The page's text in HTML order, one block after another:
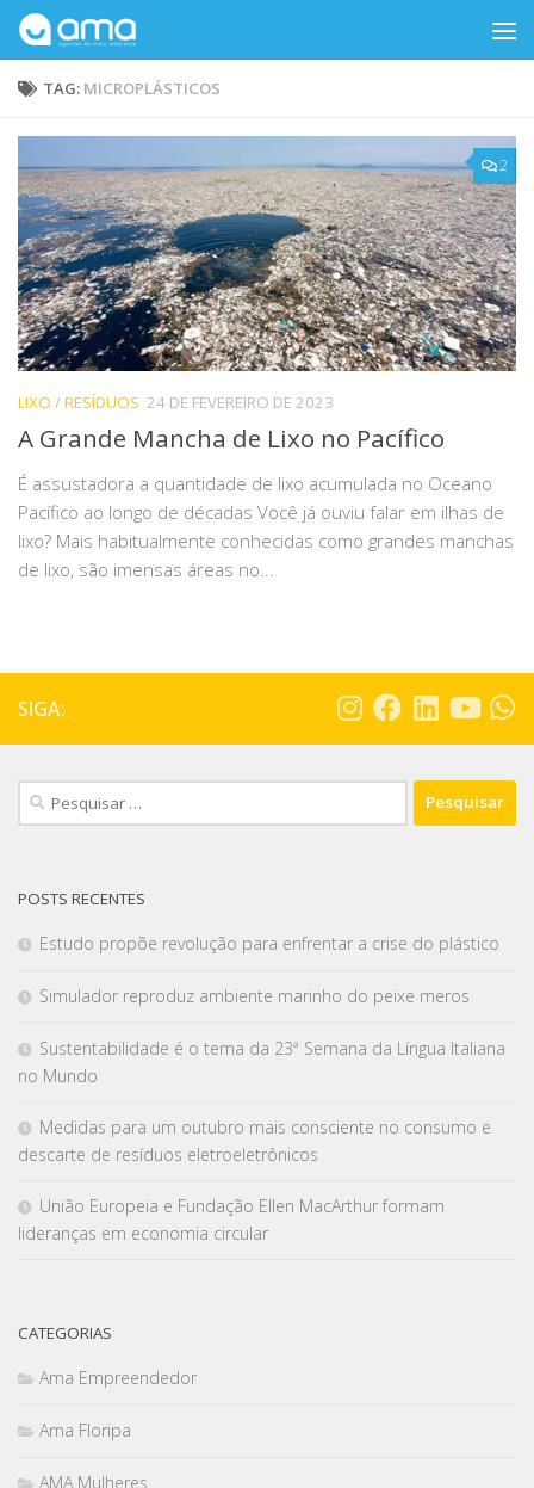
Skip to content
TAG: MICROPLÁSTICOS
2
LIXO /RESÍDUOS 24 DE FEVEREIRO DE 2023
A Grande Mancha de Lixo no Pacífico
É assustadora a quantidade de lixo acumulada no Oceano
Pacífico ao longo de décadas Você já ouviu falar em ilhas de
lixo? Mais habitualmente conhecidas como grandes manchas
de lixo, são imensas áreas no...
SIGA:
POSTS RECENTES
Estudo propõe revolução para enfrentar a crise do plástico
Simulador reproduz ambiente marinho do peixe meros
Sustentabilidade é o tema da 23ª Semana da Língua Italiana
no Mundo
Medidas para um outubro mais consciente no consumo e
descarte de resíduos eletroeletrônicos
União Europeia e Fundação Ellen MacArthur formam
lideranças em economia circular
CATEGORIAS
Ama Empreendedor
Ama Floripa
AMA Mulheres